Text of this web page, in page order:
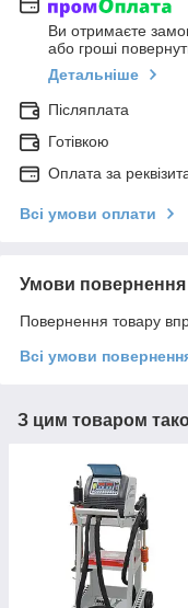
Ви отримаєте
або гроші
Детальніше
Післяплата
Готівкою
Оплата за
Всі умови оплати
Умови повернення
Повернення товару
Всі умови
З цим товаром